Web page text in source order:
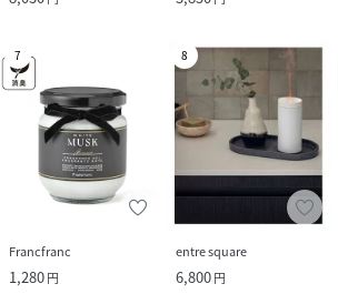
7
Francfranc
1,280円
8
entre square
6,800円